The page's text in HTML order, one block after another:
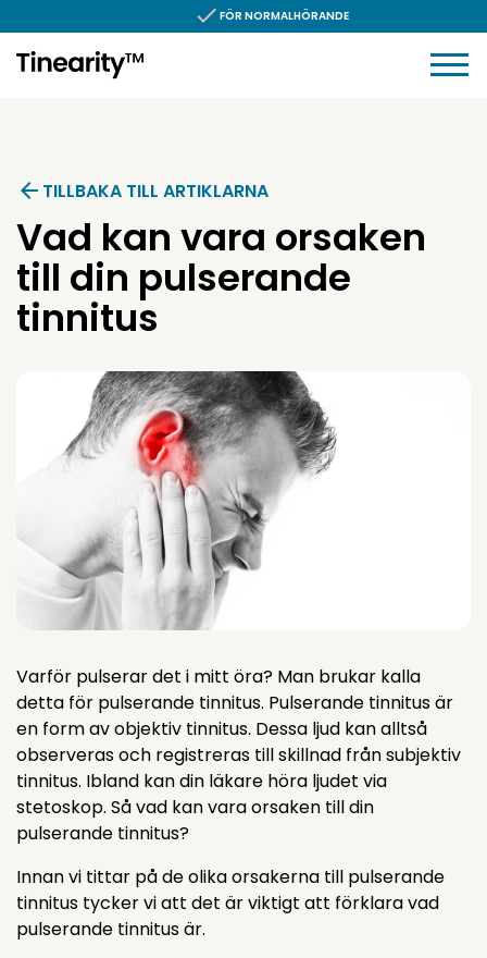
FÖR NORMALHÖRANDE
TILLBAKA TILL ARTIKLARNA
Vad kan vara orsaken
till din pulserande
tinnitus
Varför pulserar det i mitt öra? Man brukar kalla
detta för pulserande tinnitus. Pulserande tinnitus är
en form av objektiv tinnitus. Dessa ljud kan alltså
observeras och registreras till skillnad från subjektiv
tinnitus. Ibland kan din läkare höra ljudet via
stetoskop. Så vad kan vara orsaken till din
pulserande tinnitus?
Innan vi tittar på de olika orsakerna till pulserande
tinnitus tycker vi att det är viktigt att förklara vad
pulserande tinnitus är.